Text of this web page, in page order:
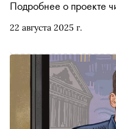
22 августа 2025 г.
Подробнее о проекте